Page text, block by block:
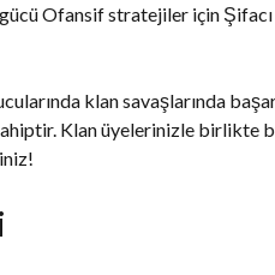
gücü Ofansif stratejiler için
klan savaşlarında
Klan üyelerinizle birlikte